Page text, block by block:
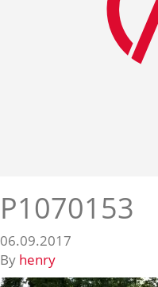
P1070153
06.09.2017
By henry